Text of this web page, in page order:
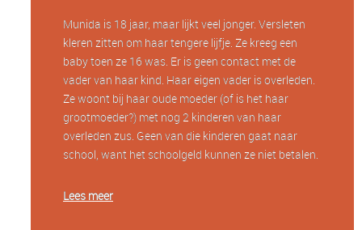
Munida is 18 jaar, maar lijkt veel jonger. Versleten
kleren zitten om haar tengere lijfje. Ze kreeg een
baby toen ze 16 was. Er is geen contact met de
vader van haar kind. Haar eigen vader is overleden.
Ze woont bij haar oude moeder (of is het haar
grootmoeder?) met nog 2 kinderen van haar
overleden zus. Geen van die kinderen gaat naar
school, want het schoolgeld kunnen ze niet betalen.
Lees meer